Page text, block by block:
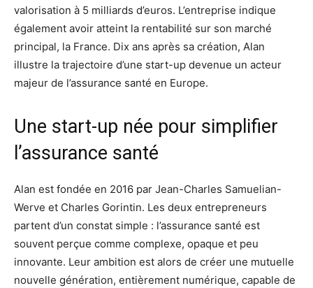
valorisation à 5 milliards d’euros. L’entreprise indique
également avoir atteint la rentabilité sur son marché
principal, la France. Dix ans après sa création, Alan
illustre la trajectoire d’une start-up devenue un acteur
majeur de l’assurance santé en Europe.
Une start-up née pour simplifier
l’assurance santé
Alan est fondée en 2016 par Jean-Charles Samuelian-
Werve et Charles Gorintin. Les deux entrepreneurs
partent d’un constat simple : l’assurance santé est
souvent perçue comme complexe, opaque et peu
innovante. Leur ambition est alors de créer une mutuelle
nouvelle génération, entièrement numérique, capable de